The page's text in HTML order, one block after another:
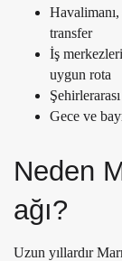
transfer
İş
uygun rota
Gece ve
Neden
ağı?
Uzun yıllardır